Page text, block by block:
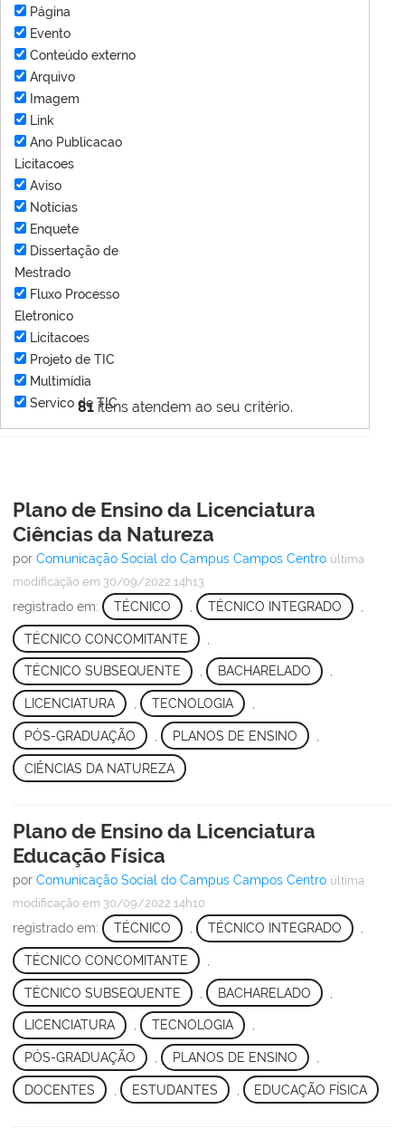
81itens atendem ao seu critério.
Página
Evento
Conteúdo externo
Arquivo
Imagem
Link
Ano Publicacao
Licitacoes
Aviso
Notícias
Enquete
Dissertação de
Mestrado
Fluxo Processo
Eletronico
Licitacoes
Projeto de TIC
Multimídia
Servico de TIC
Plano de Ensino da Licenciatura
Ciências da Natureza
por Comunicação Social do Campus Campos Centro última
modificação em 30/09/2022 14h13
registrado em: TÉCNICO TÉCNICO INTEGRADO
TÉCNICO CONCOMITANTE
TÉCNICO SUBSEQUENTE , BACHARELADO ,
LICENCIATURA TECNOLOGIA
PÓS-GRADUAÇÃO PLANOS DE ENSINO
CIÊNCIAS DA NATUREZA
Plano de Ensino da Licenciatura
Educação Física
por Comunicação Social do Campus Campos Centro última
modificação em 30/09/2022 14h10
registrado em: TÉCNICO , TÉCNICO INTEGRADO ,
TÉCNICO CONCOMITANTE
TÉCNICO SUBSEQUENTE BACHARELADO
LICENCIATURA , TECNOLOGIA ,
PÓS-GRADUAÇÃO PLANOS DE ENSINO
DOCENTES ESTUDANTES EDUCAÇÃO FÍSICA